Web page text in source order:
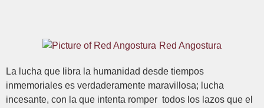
Red Angostura
La lucha que libra la humanidad desde tiempos
inmemoriales es verdaderamente maravillosa; lucha
incesante, con la que intenta romper todos los lazos que el